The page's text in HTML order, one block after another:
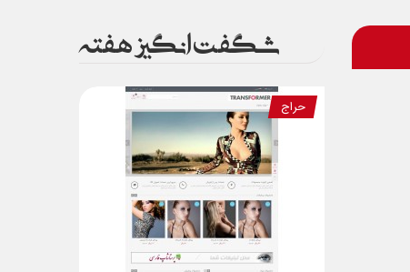
شگفت انگیز هفته
حراج